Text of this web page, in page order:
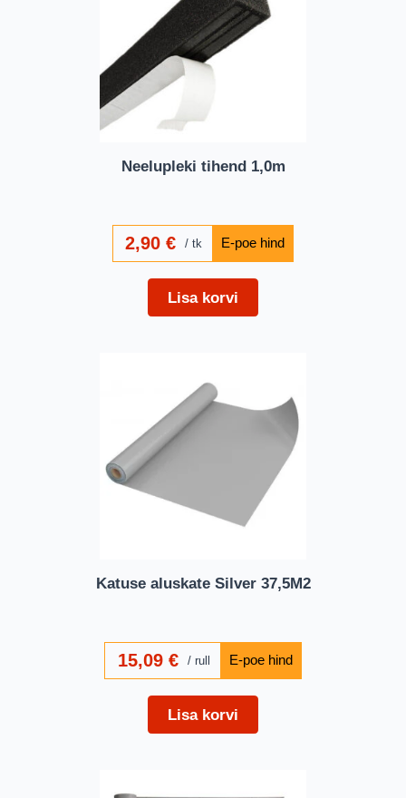
Neelupleki tihend 1,0m
2,90€ tk
Lisa korvi
Katuse aluskate Silver 37,5M2
15,09 € rull
Lisa korvi